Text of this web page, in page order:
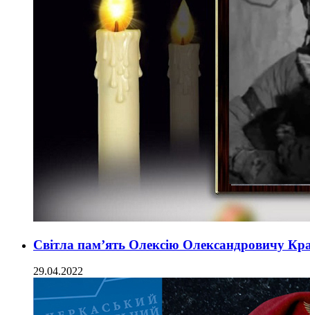
Світла пам’ять Олексію Олександровичу
29.04.2022